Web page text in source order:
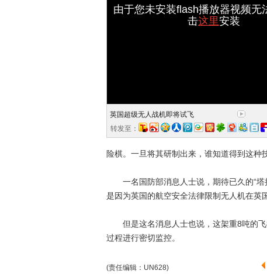
由于您未安装flash播放器视频无
击这里安装
英国超级无人战机即将试飞
转发至：
险棋。一旦将其研制出来，谁知道得到这种
一名国防部消息人士说，期待已久的“塔
是因为英国的航空安全法律限制无人机在英
但是这名消息人士也说，这架重8吨的飞
过程进行密切监控。
(责任编辑：UN628)